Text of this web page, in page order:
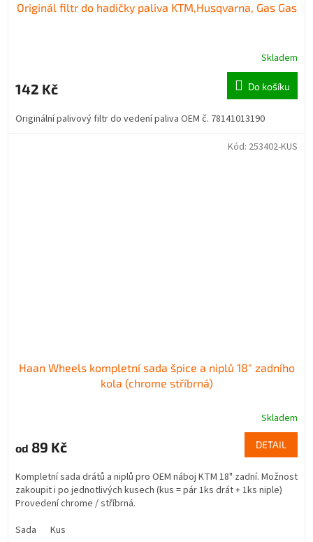
Originál filtr do hadičky paliva KTM,Husqvarna, Gas Gas
Skladem
142 Kč Do košíku
Originální palivový filtr do vedení paliva OEM č. 78141013190
Haan Wheels kompletní sada špice a niplů 18" zadního
kola (chrome stříbrná)
Skladem
od 89 Kč DETAIL
Kompletní sada drátů a niplů pro OEM náboj KTM 18" zadní. Možnost
zakoupit i po jednotlivých kusech (kus = pár 1ks drát + 1ks niple)
Provedení chrome / stříbrná.
Sada
Kus
Kód: 253402-KUS